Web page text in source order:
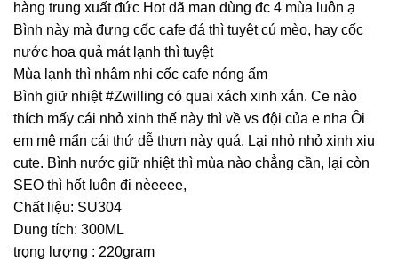
hàng trung xuất đức Hot dã man dùng đc 4 mùa luôn ạ
Bình này mà đựng cốc cafe đá thì tuyệt cú mèo, hay cốc
nước hoa quả mát lạnh thì tuyệt
Mùa lạnh thì nhâm nhi cốc cafe nóng ấm
Bình giữ nhiệt #Zwilling có quai xách xinh xắn. Ce nào
thích mấy cái nhỏ xinh thế này thì về vs đội của e nha Ôi
em mê mẩn cái thứ dễ thưn này quá. Lại nhỏ nhỏ xinh xiu
cute. Bình nước giữ nhiệt thì mùa nào chẳng cần, lại còn
SEO thì hốt luôn đi nèeeee,
Chất liệu: SU304
Dung tích: 300ML
trọng lượng : 220gram